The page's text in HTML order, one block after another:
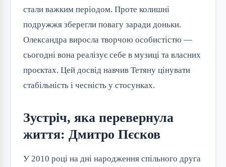
стали важким періодом. Проте колишні
подружжя зберегли повагу заради доньки.
Олександра виросла творчою особистістю —
сьогодні вона реалізує себе в музиці та власних
проєктах. Цей досвід навчив Тетяну цінувати
стабільність і чесність у стосунках.
Зустріч, яка перевернула
життя: Дмитро Пєсков
У 2010 році на дні народження спільного друга